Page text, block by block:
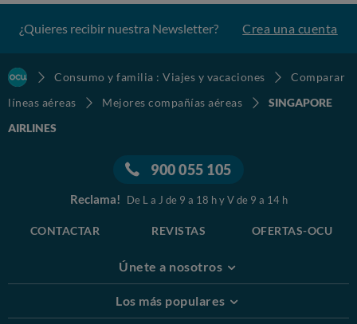
¿Quieres recibir nuestra Newsletter? Crea una cuenta
Consumo y familia : Viajes y vacaciones
Comparar
líneas aéreas
Mejores compañías aéreas
SINGAPORE
AIRLINES
900 055 105
Reclama! De L a J de 9 a 18 h y V de 9 a 14 h
CONTACTAR REVISTAS OFERTAS-OCU
Únete a nosotros
Los más populares